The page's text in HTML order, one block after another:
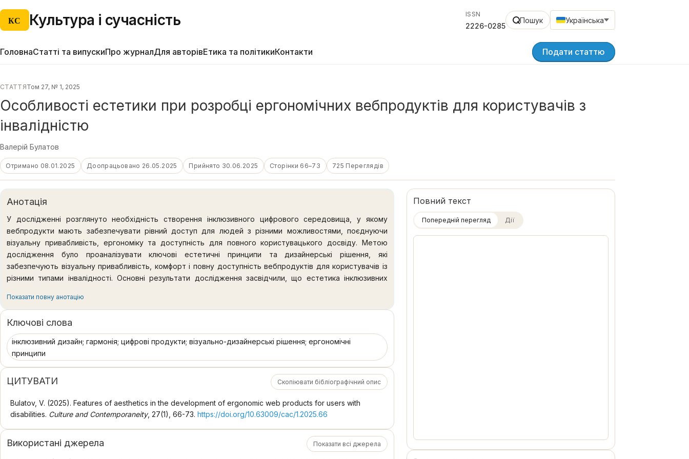
КС Культура і сучасність ISSN
2226-0285
Пошук Українська
ГоловнаСтатті та випускиПро журналДля авторівЕтика та політикиКонтакти Подати статтю
СТАТТЯТом 27, № 1, 2025
Особливості естетики при розробці ергономічних вебпродуктів для користувачів з
інвалідністю
Валерій Булатов
Отримано 08.01.2025 Доопрацьовано 26.05.2025 Прийнято 30.06.2025 Сторінки 66–73 725 Переглядів
Анотація
У дослідженні розглянуто необхідність створення інклюзивного цифрового середовища, у якому
вебпродукти мають забезпечувати рівний доступ для людей з різними можливостями, поєднуючи
візуальну привабливість, ергономіку та доступність для повного користувацького досвіду. Метою
дослідження було проаналізувати ключові естетичні принципи та дизайнерські рішення, які
забезпечують візуальну привабливість, комфорт і повну доступність вебпродуктів для користувачів із
різними типами інвалідності. Основні результати дослідження засвідчили, що естетика інклюзивних
доступності. У дослідженні наголошено на важливості використання чіткої структури, логічної навігації
інвалідності. Визначено ключові естетичні та ергономічні принципи й прийоми, застосування яких
забезпечує створення доступного контенту в контексті інклюзивного вебдизайну. Встановлено
необхідність забезпечення достатнього контрасту кольорів, адаптивності дизайну до різних пристроїв
і підтримки альтернативних способів сприйняття інформації. З’ясовано, що врахування потреб
користувачів з інвалідністю сприяє позитивному естетичному досвіду та підвищує загальну якість
вебпродукту. Виявлено, що вплив емоційної реакції та соціальної інклюзії є важливими критеріями
інвалідністю відчувати повагу й залученість, суттєво покращує їхню загальну взаємодію та сприйняття.
Практичне значення полягає у демонстрації того, як інтеграція естетики забезпечує доступність і
надає високоякісний користувацький досвід, зміщуючи веброзробку від суто технічної відповідності до
інклюзивного дизайнерського підходу
Показати повну анотацію
Ключові слова
інклюзивний дизайн; гармонія; цифрові продукти; візуально-дизайнерські рішення; ергономічні
принципи
ЦИТУВАТИ Скопіювати бібліографічний опис
Bulatov, V. (2025). Features of aesthetics in the development of ergonomic web products for users with
disabilities. Culture and Contemporaneity, 27(1), 66-73. https://doi.org/10.63009/cac/1.2025.66
Використані джерела Показати всі джерела
Повний текст
Попередній перегляд Дії